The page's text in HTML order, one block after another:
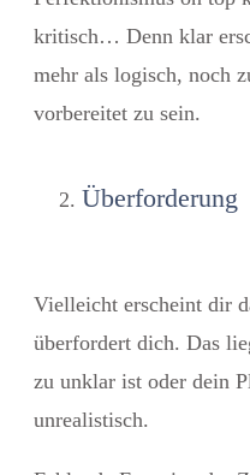
kritisch… Denn klar
mehr als logisch, noch
vorbereitet zu sein.
Überforderung
Vielleicht erscheint dir
überfordert dich. Das
zu unklar ist oder dein
unrealistisch.